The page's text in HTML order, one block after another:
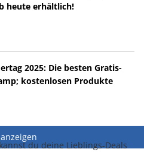
heute erhältlich!
2025: Die besten Gratis-
kostenlosen Produkte
du deine Lieblings-Deals